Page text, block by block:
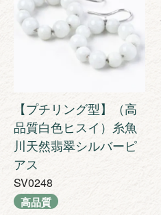
【プチリング型】（高
品質白色ヒスイ）糸魚
川天然翡翠シルバーピ
アス
SV0248
高品質